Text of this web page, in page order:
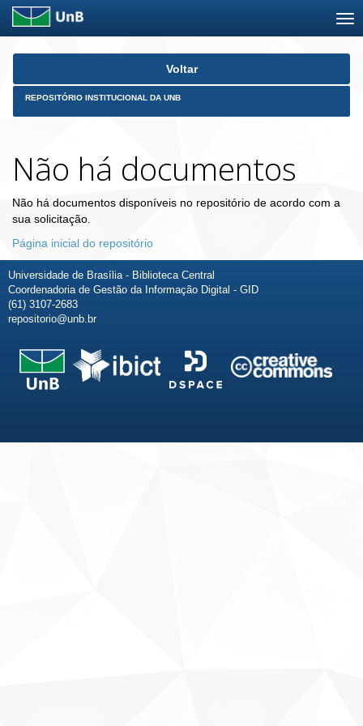
Skip
Voltar
REPOSITÓRIO INSTITUCIONAL DA UNB
Não há documentos
Não há documentos disponíveis no repositório de acordo com a
sua solicitação.
Página inicial do repositório
Universidade de Brasília - Biblioteca Central
Coordenadoria de Gestão da Informação Digital - GID
(61) 3107-2683
repositorio@unb.br